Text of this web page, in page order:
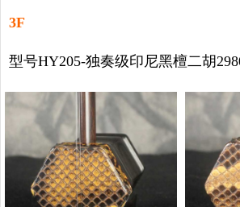
3F
型号HY205-独奏级印尼黑檀二胡